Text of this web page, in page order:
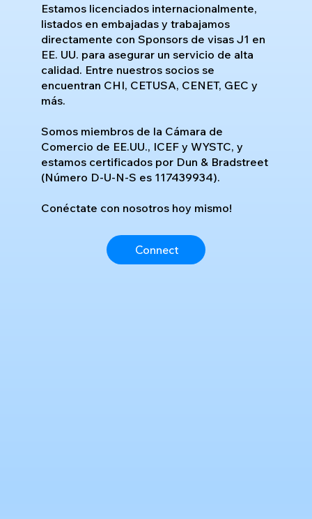
Connect
Estamos licenciados internacionalmente,
listados en embajadas y trabajamos
directamente con Sponsors de visas J1 en
EE. UU. para asegurar un servicio de alta
calidad. Entre nuestros socios se
encuentran CHI, CETUSA, CENET, GEC y
más.
Somos miembros de la Cámara de
Comercio de EE.UU., ICEF y WYSTC, y
estamos certificados por Dun & Bradstreet
(Número D-U-N-S es 117439934).
Conéctate con nosotros hoy mismo!